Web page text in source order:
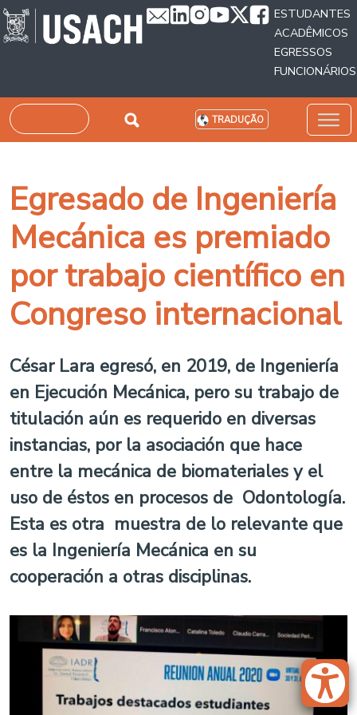
Passar para o conteúdo principal
ESTUDANTES
ACADÊMICOS
EGRESSOS
FUNCIONÁRIOS
Pesquisar TRADUÇÃO
Egresado de Ingeniería
Mecánica es premiado
por trabajo científico en
Congreso internacional
César Lara egresó, en 2019, de Ingeniería
en Ejecución Mecánica, pero su trabajo de
titulación aún es requerido en diversas
instancias, por la asociación que hace
entre la mecánica de biomateriales y el
uso de éstos en procesos de Odontología.
Esta es otra muestra de lo relevante que
es la Ingeniería Mecánica en su
cooperación a otras disciplinas.